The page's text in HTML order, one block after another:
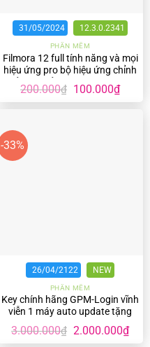
31/05/2024 12.3.0.2341
PHẦN MỀM
Filmora 12 full tính năng và mọi
hiệu ứng pro bộ hiệu ứng chỉnh
200.000₫ Giá
100.000₫Giá
hiện
-33%
26/04/2122 NEW
PHẦN MỀM
Key chính hãng GPM-Login vĩnh
viễn 1 máy auto update tặng
scrip X
3.000.000₫ Giá
2.000.000₫Giá
hiện